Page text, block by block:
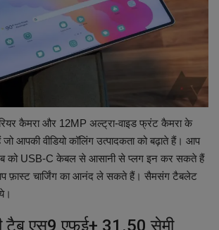
कैमरा और 12MP अल्ट्रा-वाइड फ्रंट कैमरा के
आपकी वीडियो कॉलिंग उत्पादकता को बढ़ाते हैं। आप
को USB-C केबल से आसानी से प्लग इन कर सकते हैं
फ़ास्ट चार्जिंग का आनंद ले सकते हैं। सैमसंग टैबलेट
एस9 एफई+ 31.50 सेमी